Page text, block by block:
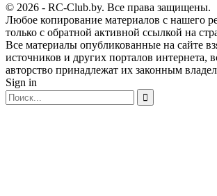
© 2026 - RC-Club.by. Все права защищены.
Любое копирование материалов с нашего
только с обратной активной ссылкой на
Все материалы опубликованные на сайте
источников и других порталов интернета,
авторство принадлежат их законным
Sign in